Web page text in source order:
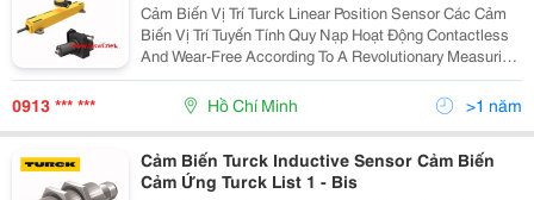
Cảm Biến Vị Trí Turck Linear Position Sensor Các Cảm
Biến Vị Trí Tuyến Tính Quy Nạp Hoạt Động Contactless
And Wear-Free According To A Revolutionary Measuring
Principle. Các Vị Trí Không Được Phát Hiện Thông Qua
Một Nam Châm Định Vị
0913 *** *** Hồ Chí Minh >1 năm
Cảm Biến Turck Inductive Sensor Cảm Biến
Cảm Ứng Turck List 1 - Bis